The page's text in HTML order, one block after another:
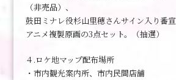
（非売品）、
鼓田ミナレ役杉山里穂さんサイン入り番宣
アニメ複製原画の3点セット。（抽選）
４.ロケ地マップ配布場所
・市内観光案内所、市内民間店舗